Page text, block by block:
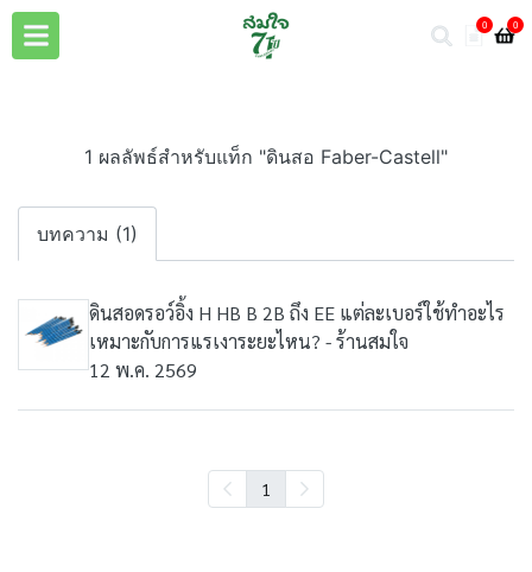
0 0
1 ผลลัพธ์สำหรับแท็ก "ดินสอ Faber-Castell"
บทความ (1)
ดินสอดรอว์อิ้ง H HB B 2B ถึง EE แต่ละเบอร์ใช้ทำอะไร
เหมาะกับการแรเงาระยะไหน? - ร้านสมใจ
12 พ.ค. 2569
1